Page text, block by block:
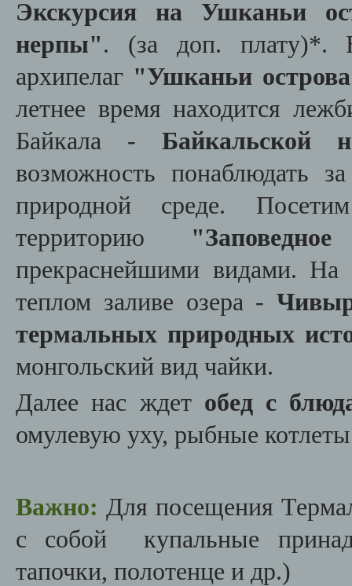
Экскурсия на Ушканьи
нерпы".
(за доп. плату)*.
архипелаг "Ушканьи
летнее время находится
Байкала - Байкальской
возможность понаблюдать
природной среде.
территорию
прекраснейшими видами. На
теплом заливе озера -
термальных природных
монгольский вид чайки.
Далее нас ждетобед с
омулевую уху, рыбные
Важно: Для посещения
с собой купальные
тапочки, полотенце и др.)